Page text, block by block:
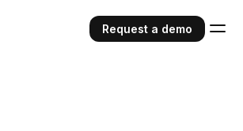
Request a demo